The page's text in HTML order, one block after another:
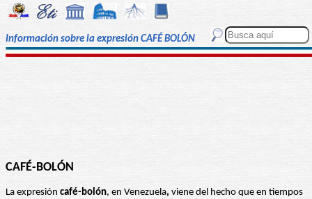
Información sobre la expresión CAFÉ BOLÓN
CAFÉ-BOLÓN
La expresión café-bolón, en Venezuela, viene del hecho que en tiempos